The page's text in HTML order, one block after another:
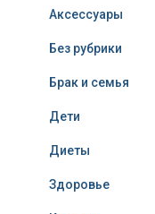
Аксессуары
Без рубрики
Брак и семья
Дети
Диеты
Здоровье